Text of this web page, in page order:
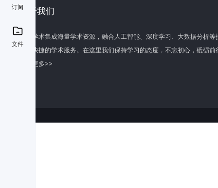
订阅
文件
关于我们
百度学术集成海量学术资源，融合人工智能、深度学习、大数据分析
全面快捷的学术服务。在这里我们保持学习的态度，不忘初心，砥砺前
了解更多>>